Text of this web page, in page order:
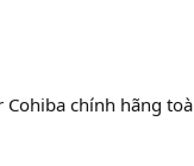
chính hãng